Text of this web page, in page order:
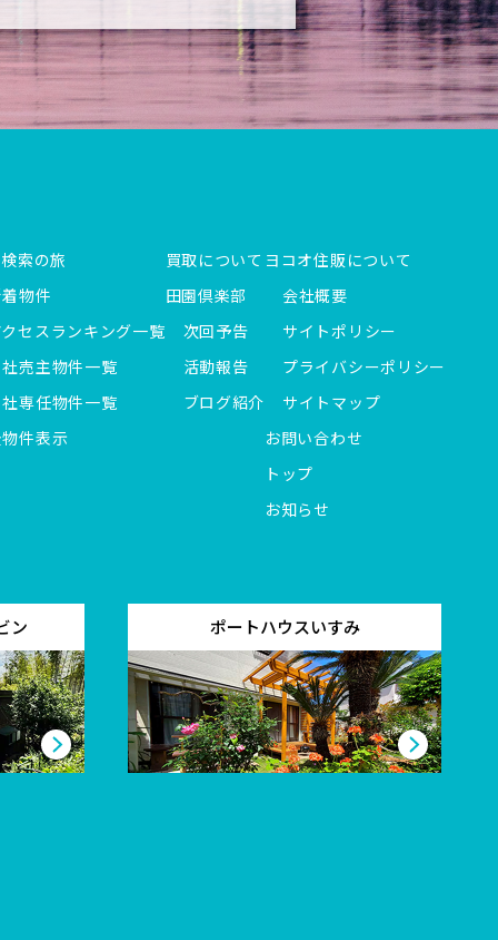
索の旅
物件
セスランキング一覧
売主物件一覧
専任物件一覧
件表示
買取について
田園倶楽部
次回予告
活動報告
ブログ紹介
ヨコオ住販について
会社概要
サイトポリシー
プライバシーポリシー
サイトマップ
お問い合わせ
トップ
お知らせ
ン ポートハウスいすみ